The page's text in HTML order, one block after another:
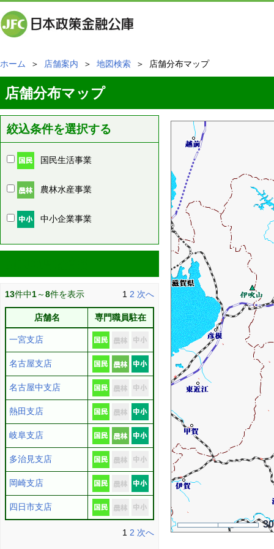
ホーム ＞ 店舗案内 ＞ 地図検索 ＞ 店舗分布マップ
店舗分布マップ
絞込条件を選択する
国民生活事業
農林水産事業
中小企業事業
13件中1～8件を表示 1 2 次へ
店舗名 専門職員駐在
一宮支店
名古屋支店
名古屋中支店
熱田支店
岐阜支店
多治見支店
岡崎支店
四日市支店
1 2 次へ